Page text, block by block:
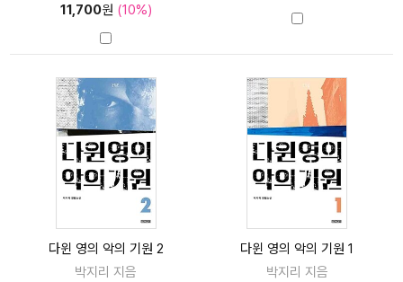
11,700원 (10%)
다윈 영의 악의 기원 2
박지리 지음
다윈 영의 악의 기원 1
박지리 지음